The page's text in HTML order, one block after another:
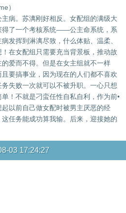
）
病。苏漓刚好相反。女配组的满级大
得了一个考核系统——公主命系统，系
发挥到淋漓尽致，什么体贴、温柔、
在女配组只需要充当背景板，推动故
爱而不得。但是在女主组就不一样
要搞事业，因为现在的人们都不喜欢
失败一次就可以不被升职。一心只想
！不就是刁蛮任性自私自利，作为前•
以前自己做女配时被男主厌恶的经
任务能成功算我输。后来，迎接她的
03 17:24:27